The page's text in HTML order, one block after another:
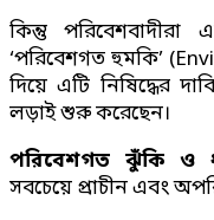
কিন্তু
‘পরিবেশগত হুমকি’
দিয়ে এটি নিষিদ্ধের
লড়াই শুরু করেছেন।
পরিবেশগত ঝুঁকি ও
সবচেয়ে প্রাচীন এবং